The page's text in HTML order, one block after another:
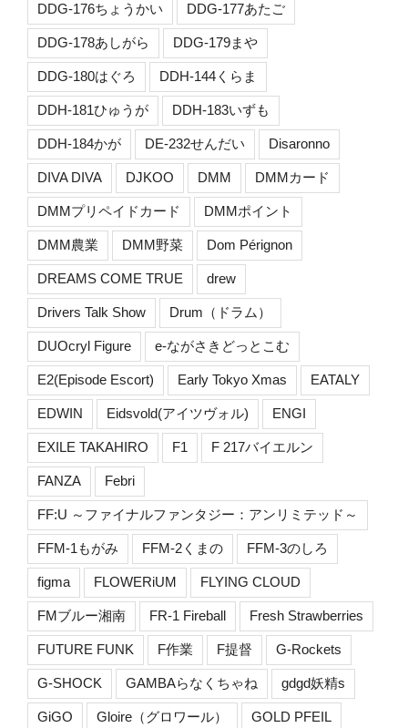
DDG-176ちょうかい DDG-177あたご
DDG-178あしがら DDG-179まや
DDG-180はぐろ DDH-144くらま
DDH-181ひゅうが DDH-183いずも
DDH-184かが DE-232せんだい Disaronno
DIVA DIVA DJKOO DMM DMMカード
DMMプリペイドカード DMMポイント
DMM農業 DMM野菜 Dom Pérignon
DREAMS COME TRUE drew
Drivers Talk Show Drum（ドラム）
DUOcryl Figure e-ながさきどっとこむ
E2(Episode Escort) Early Tokyo Xmas EATALY
EDWIN Eidsvold(アイツヴォル) ENGI
EXILE TAKAHIRO F1 F 217バイエルン
FANZA Febri
FF:U ～ファイナルファンタジー：アンリミテッド～
FFM-1もがみ FFM-2くまの FFM-3のしろ
figma FLOWERiUM FLYING CLOUD
FMブルー湘南 FR-1 Fireball Fresh Strawberries
FUTURE FUNK F作業 F提督 G-Rockets
G-SHOCK GAMBAらなくちゃね gdgd妖精s
GiGO Gloire（グロワール） GOLD PFEIL